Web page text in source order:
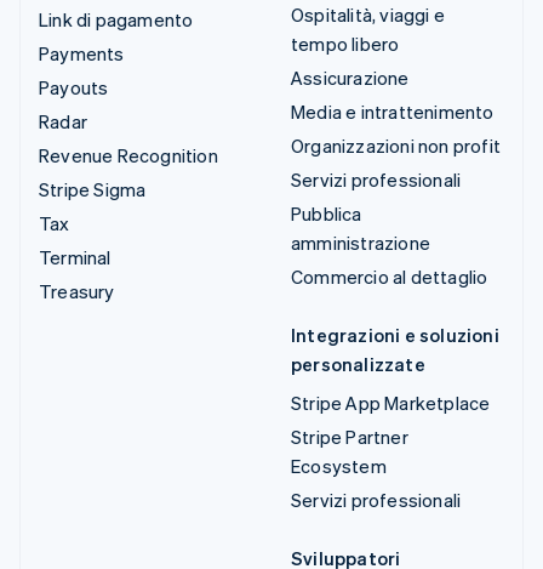
Link di pagamento
Payments
Payouts
Radar
Revenue Recognition
Stripe Sigma
Tax
Terminal
Treasury
Ospitalità, viaggi e
tempo libero
Assicurazione
Media e intrattenimento
Organizzazioni non profit
Servizi professionali
Pubblica
amministrazione
Commercio al dettaglio
Integrazioni e soluzioni
personalizzate
Stripe App Marketplace
Stripe Partner
Ecosystem
Servizi professionali
Sviluppatori